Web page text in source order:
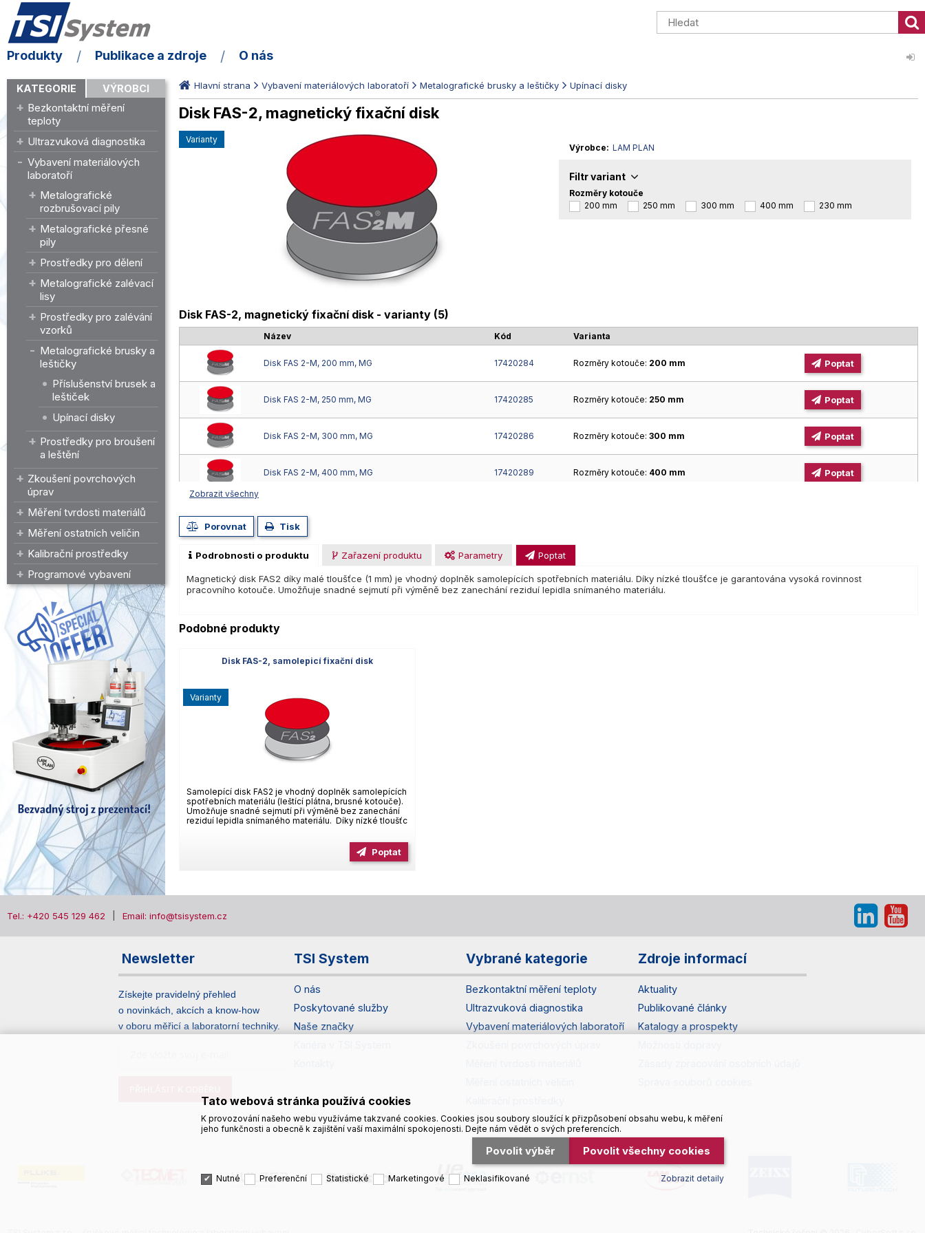
Produkty Publikace a zdroje O nás
KATEGORIE VÝROBCI
Bezkontaktní měření
teploty
Ultrazvuková diagnostika
Vybavení materiálových
laboratoří
Metalografické
rozbrušovací pily
Metalografické přesné
pily
Prostředky pro dělení
Metalografické zalévací
lisy
Prostředky pro zalévání
vzorků
Metalografické brusky a
leštičky
Příslušenství brusek a
leštiček
Upínací disky
Prostředky pro broušení
a leštění
Zkoušení povrchových
úprav
Měření tvrdosti materiálů
Měření ostatních veličin
Kalibrační prostředky
Programové vybavení
Hlavní strana Vybavení materiálových laboratoří Metalografické brusky a leštičky Upínací disky
Disk FAS-2, magnetický fixační disk
varianty
Výrobce
LAM PLAN
Filtr variant
Rozměry kotouče
200 mm
250 mm 300 mm 400 mm 230 mm
Disk FAS-2, magnetický fixační disk - varianty (5)
Název Kód Varianta
Disk FAS 2-M, 200 mm, MG 17420284 Rozměry kotouče: 200 mm Poptat
Disk FAS 2-M, 250 mm, MG 17420285 Rozměry kotouče: 250 mm Poptat
Disk FAS 2-M, 300 mm, MG 17420286 Rozměry kotouče: 300 mm Poptat
Disk FAS 2-M, 400 mm, MG 17420289 Rozměry kotouče: 400 mm Poptat
Zobrazit všechny
Porovnat Tisk
Podrobnosti o produktu Zařazení produktu Parametry Poptat
Magnetický disk FAS2 díky malé tloušťce (1 mm) je vhodný doplněk samolepících spotřebních materiálu. Díky nízké tloušťce je garantována vysoká rovinnost
pracovního kotouče. Umožňuje snadné sejmutí při výměně bez zanechání reziduí lepidla snímaného materiálu.
Podobné produkty
Disk FAS-2, samolepicí fixační disk
Samolepící disk FAS2 je vhodný doplněk samolepících
spotřebních materiálu (leštící plátna, brusné kotouče).
Umožňuje snadné sejmutí při výměně bez zanechání
reziduí lepidla snímaného materiálu. Díky nízké tloušťc
varianty
Poptat
Tel.: +420 545 129 462 Email: info@tsisystem.cz
Newsletter
Získejte pravidelný přehled
o novinkách, akcích a know-how
v oboru měřicí a laboratorní techniky.
TSI System
O nás
Poskytované služby
Naše značky
Vybrané kategorie
Bezkontaktní měření teploty
Ultrazvuková diagnostika
Vybavení materiálových laboratoří
Zdroje informací
Aktuality
Publikované články
Katalogy a prospekty
Tato webová stránka používá cookies
K provozování našeho webu využíváme takzvané cookies. Cookies jsou soubory sloužící k přizpůsobení obsahu webu, k měření
jeho funkčnosti a obecně k zajištění vaší maximální spokojenosti. Dejte nám vědět o svých preferencích.
Povolit výběr Povolit všechny cookies
Nutné Preferenční Statistické Marketingové Neklasifikované Zobrazit detaily